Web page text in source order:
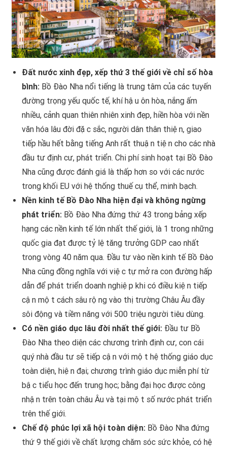
Đất nước xinh đẹp, xếp thứ 3 thế giới về chỉ số hòa
bình: Bồ Đào Nha nổi tiếng là trung tâm của các tuyến
đường trọng yếu quốc tế, khí hậu ôn hòa, nắng ấm
nhiều, cảnh quan thiên nhiên xinh đẹp, hiền hòa với nền
văn hóa lâu đời đặc sắc, người dân thân thiện, giao
tiếp hầu hết bằng tiếng Anh rất thuận tiện cho các nhà
đầu tư định cư, phát triển. Chi phí sinh hoạt tại Bồ Đào
Nha cũng được đánh giá là thấp hơn so với các nước
trong khối EU với hệ thống thuế cụ thể, minh bạch.
Nền kinh tế Bồ Đào Nha hiện đại và không ngừng
phát triển: Bồ Đào Nha đứng thứ 43 trong bảng xếp
hạng các nền kinh tế lớn nhất thế giới, là 1 trong những
quốc gia đạt được tỷ lệ tăng trưởng GDP cao nhất
trong vòng 40 năm qua. Đầu tư vào nền kinh tế Bồ Đào
Nha cũng đồng nghĩa với việc tự mở ra con đường hấp
dẫn để phát triển doanh nghiệp khi có điều kiện tiếp
cận một cách sâu rộng vào thị trường Châu Âu đầy
sôi động và tiềm năng với 500 triệu người tiêu dùng.
Có nền giáo dục lâu đời nhất thế giới: Đầu tư Bồ
Đào Nha theo diện các chương trình định cư, con cái
quý nhà đầu tư sẽ tiếp cận với một hệ thống giáo dục
toàn diện, hiện đại; chương trình giáo dục miễn phí từ
bậc tiểu học đến trung học; bằng đại học được công
nhận trên toàn châu Âu và tại một số nước phát triển
trên thế giới.
Chế độ phúc lợi xã hội toàn diện: Bồ Đào Nha đứng
thứ 9 thế giới về chất lượng chăm sóc sức khỏe, có hệ